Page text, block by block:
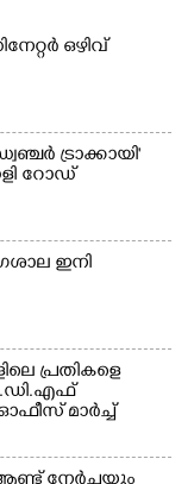
ഒഴിവ്
ട്രാക്കായി'
റോഡ്
ഇനി
പ്രതികളെ
മാർച്ച്